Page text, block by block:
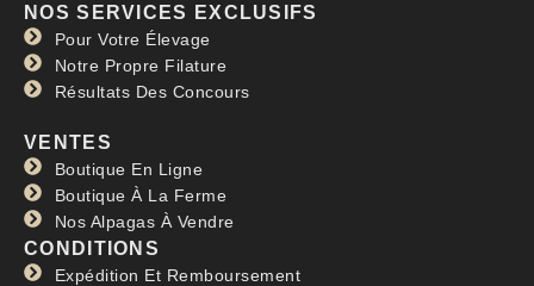
NOS SERVICES EXCLUSIFS
Pour Votre Élevage
Notre Propre Filature
Résultats Des Concours
VENTES
Boutique En Ligne
Boutique À La Ferme
Nos Alpagas À Vendre
CONDITIONS
Expédition Et Remboursement